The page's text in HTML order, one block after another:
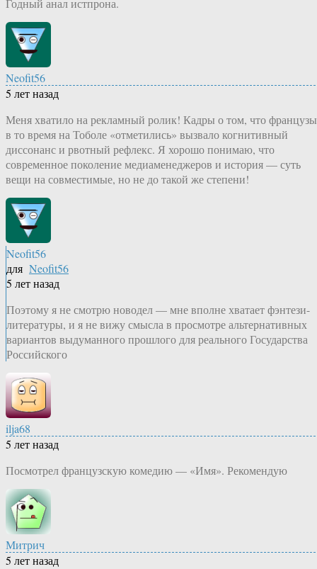
Годный анал истпрона.
Neofit56
5 лет назад
Меня хватило на рекламный ролик! Кадры о том, что французы
в то время на Тоболе «отметились» вызвало когнитивный
диссонанс и рвотный рефлекс. Я хорошо понимаю, что
современное поколение медиаменеджеров и история — суть
вещи на совместимые, но не до такой же степени!
Neofit56
для Neofit56
5 лет назад
Поэтому я не смотрю новодел — мне вполне хватает фэнтези-
литературы, и я не вижу смысла в просмотре альтернативных
вариантов выдуманного прошлого для реального Государства
Российского
ilja68
5 лет назад
Посмотрел французскую комедию — «Имя». Рекомендую
Митрич
5 лет назад